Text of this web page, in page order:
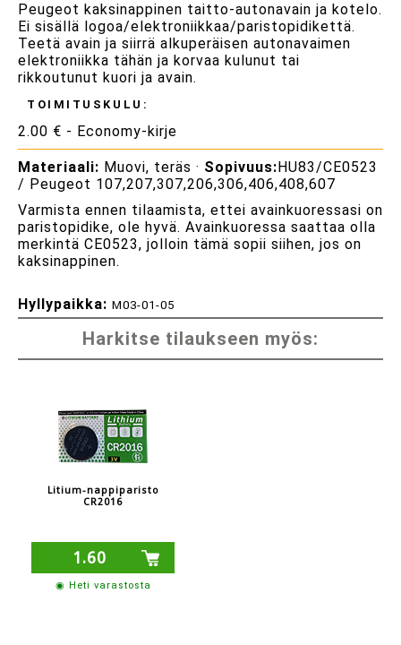
Peugeot kaksinappinen taitto-autonavain ja kotelo.
Ei sisällä logoa/elektroniikkaa/paristopidikettä.
Teetä avain ja siirrä alkuperäisen autonavaimen
elektroniikka tähän ja korvaa kulunut tai
rikkoutunut kuori ja avain.
TOIMITUSKULU:
2.00 € - Economy-kirje
Materiaali: Muovi, teräs · Sopivuus:HU83/CE0523
/ Peugeot 107,207,307,206,306,406,408,607
Varmista ennen tilaamista, ettei avainkuoressasi on
paristopidike, ole hyvä. Avainkuoressa saattaa olla
merkintä CE0523, jolloin tämä sopii siihen, jos on
kaksinappinen.
Hyllypaikka: M03-01-05
Harkitse tilaukseen myös:
Litium-nappiparisto
CR2016
1.60
◉ Heti varastosta